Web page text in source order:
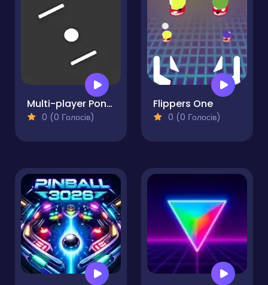
Multi-player Pong - 2 players
0 (0 Голосів)
Flippers One
0 (0 Голосів)